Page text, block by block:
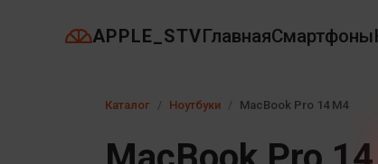
APPLE_STVГлавнаяСмартфоны
Каталог Ноутбуки MacBook Pro 14 M4